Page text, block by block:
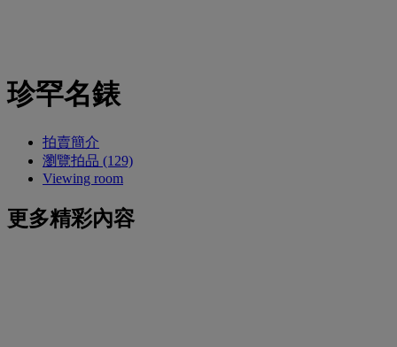
珍罕名錶
拍賣簡介
瀏覽拍品 (129)
Viewing room
更多精彩內容